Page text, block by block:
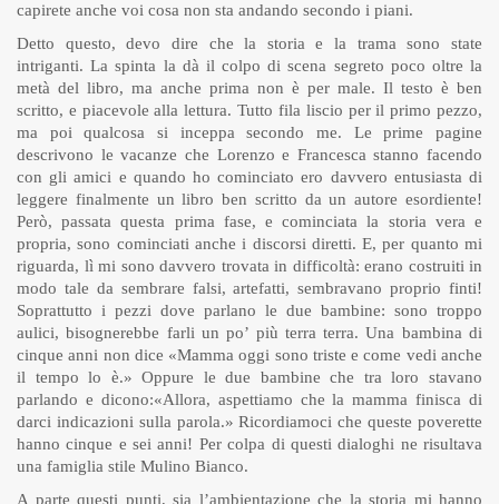
capirete anche voi cosa non sta andando secondo i piani.
Detto questo, devo dire che la storia e la trama sono state
intriganti. La spinta la dà il colpo di scena segreto poco oltre la
metà del libro, ma anche prima non è per male. Il testo è ben
scritto, e piacevole alla lettura. Tutto fila liscio per il primo pezzo,
ma poi qualcosa si inceppa secondo me. Le prime pagine
descrivono le vacanze che Lorenzo e Francesca stanno facendo
con gli amici e quando ho cominciato ero davvero entusiasta di
leggere finalmente un libro ben scritto da un autore esordiente!
Però, passata questa prima fase, e cominciata la storia vera e
propria, sono cominciati anche i discorsi diretti. E, per quanto mi
riguarda, lì mi sono davvero trovata in difficoltà: erano costruiti in
modo tale da sembrare falsi, artefatti, sembravano proprio finti!
Soprattutto i pezzi dove parlano le due bambine: sono troppo
aulici, bisognerebbe farli un po’ più terra terra. Una bambina di
cinque anni non dice «Mamma oggi sono triste e come vedi anche
il tempo lo è.» Oppure le due bambine che tra loro stavano
parlando e dicono:«Allora, aspettiamo che la mamma finisca di
darci indicazioni sulla parola.» Ricordiamoci che queste poverette
hanno cinque e sei anni! Per colpa di questi dialoghi ne risultava
una famiglia stile Mulino Bianco.
A parte questi punti, sia l’ambientazione che la storia mi hanno